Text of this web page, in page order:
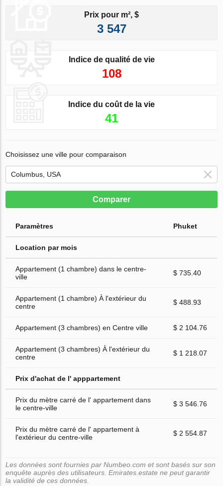
Prix pour m², $
3 547
Indice de qualité de vie
108
Indice du coût de la vie
41
Choisissez une ville pour comparaison
Comparer
Paramètres Phuket
Location par mois
Appartement (1 chambre) dans le centre-
ville
$ 735.40
Appartement (1 chambre) À l'extérieur du
centre
$ 488.93
Appartement (3 chambres) en Centre ville $ 2 104.76
Appartement (3 chambres) À l'extérieur du
centre
$ 1 218.07
Prix d'achat de l' apppartement
Prix du mètre carré de l' appartement dans
le centre-ville
$ 3 546.76
Prix du mètre carré de l' appartement à
l'extérieur du centre-ville
$ 2 554.87
Les données sont fournies par Numbeo.com et sont basés sur son
enquête auprès des utilisateurs. Emirates.estate ne peut garantir
la validité de ces données.